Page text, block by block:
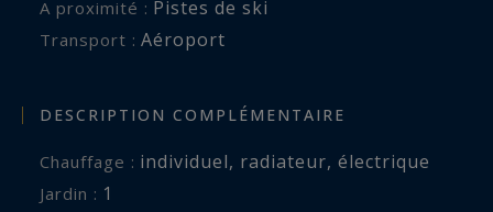
A proximité : Pistes de ski
Transport : Aéroport
DESCRIPTION COMPLÉMENTAIRE
Chauffage : individuel, radiateur, électrique
jardin : 1